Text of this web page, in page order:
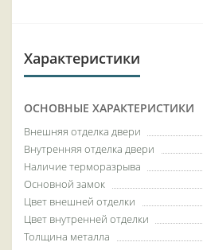
Характеристики
ОСНОВНЫЕ ХАРАКТЕРИСТИКИ
Внешняя отделка двери
Внутренняя отделка двери
Наличие терморазрыва
Основной замок
Цвет внешней отделки
Цвет внутренней отделки
Толщина металла